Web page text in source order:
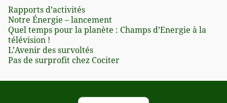
Rapports d’activités
Notre Énergie – lancement
Quel temps pour la planète : Champs d’Energie à la
télévision !
L’Avenir des survoltés
Pas de surprofit chez Cociter